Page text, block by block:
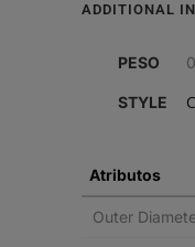
ADDITIONAL
PESO
STYLE
Atributos
Outer